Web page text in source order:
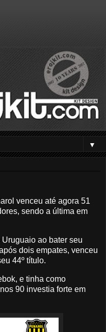
▼
venceu até agora 51
sendo a última em
ao bater seu
dois empates, venceu
44º título.
e tinha como
90 investia forte em